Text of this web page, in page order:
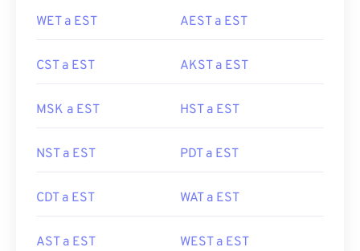
WET a EST AEST a EST
CST a EST AKST a EST
MSK a EST HST a EST
NST a EST PDT a EST
CDT a EST WAT a EST
AST a EST WEST a EST